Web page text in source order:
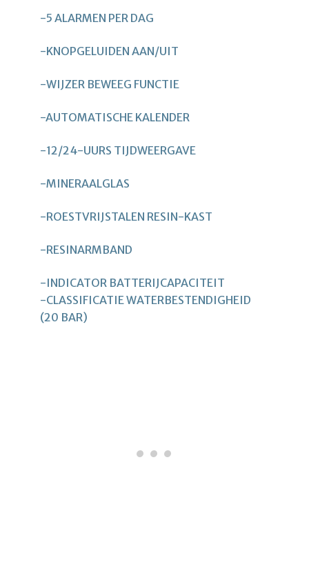
-5 ALARMEN PER DAG
-KNOPGELUIDEN AAN/UIT
-WIJZER BEWEEG FUNCTIE
-AUTOMATISCHE KALENDER
-12/24-UURS TIJDWEERGAVE
-MINERAALGLAS
-ROESTVRIJSTALEN RESIN-KAST
-RESINARMBAND
-INDICATOR BATTERIJCAPACITEIT
-CLASSIFICATIE WATERBESTENDIGHEID
(20 BAR)